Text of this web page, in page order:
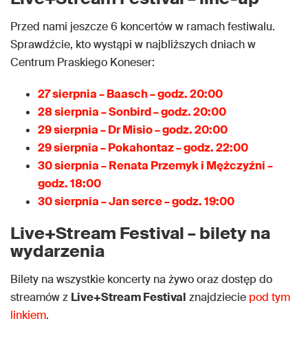
Przed nami jeszcze 6 koncertów w ramach festiwalu.
Sprawdźcie, kto wystąpi w najbliższych dniach w
Centrum Praskiego Koneser:
27 sierpnia – Baasch – godz. 20:00
28 sierpnia – Sonbird – godz. 20:00
29 sierpnia – Dr Misio – godz. 20:00
29 sierpnia – Pokahontaz – godz. 22:00
30 sierpnia – Renata Przemyk i Mężczyźni –
godz. 18:00
30 sierpnia – Jan serce – godz. 19:00
Live+Stream Festival – bilety na
wydarzenia
Bilety na wszystkie koncerty na żywo oraz dostęp do
streamów z Live+Stream Festival znajdziecie pod tym
linkiem.